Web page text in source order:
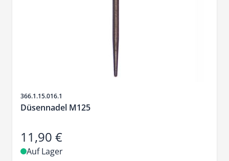
Artikelnr.
366.1.15.016.1
Düsennadel M125
11,90 €
Auf Lager